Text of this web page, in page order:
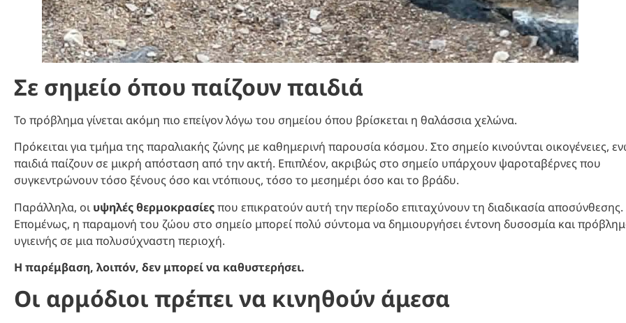
Σε σημείο όπου παίζουν παιδιά
Το πρόβλημα γίνεται ακόμη πιο επείγον λόγω του σημείου όπου βρίσκεται η θαλάσσια χελώνα.
Πρόκειται για τμήμα της παραλιακής ζώνης με καθημερινή παρουσία κόσμου. Στο σημείο κινούνται οικογένειες,
παιδιά παίζουν σε μικρή απόσταση από την ακτή. Επιπλέον, ακριβώς στο σημείο υπάρχουν ψαροταβέρνες που
συγκεντρώνουν τόσο ξένους όσο και ντόπιους, τόσο το μεσημέρι όσο και το βράδυ.
Παράλληλα, οι υψηλές θερμοκρασίεςπου επικρατούν αυτή την περίοδο επιταχύνουν τη διαδικασία αποσύνθεσης.
Επομένως, η παραμονή του ζώου στο σημείο μπορεί πολύ σύντομα να δημιουργήσει έντονη δυσοσμία και
υγιεινής σε μια πολυσύχναστη περιοχή.
Η παρέμβαση, λοιπόν, δεν μπορεί να καθυστερήσει.
Οι αρμόδιοι πρέπει να κινηθούν άμεσα